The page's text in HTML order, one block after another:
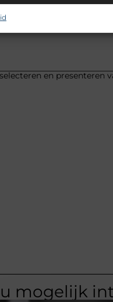
en presenteren
mogelijk